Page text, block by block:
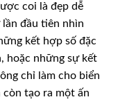
coi là đẹp dễ
đầu tiên nhìn
kết hợp số đặc
hoặc những sự kết
chỉ làm cho biển
tạo ra một ấn